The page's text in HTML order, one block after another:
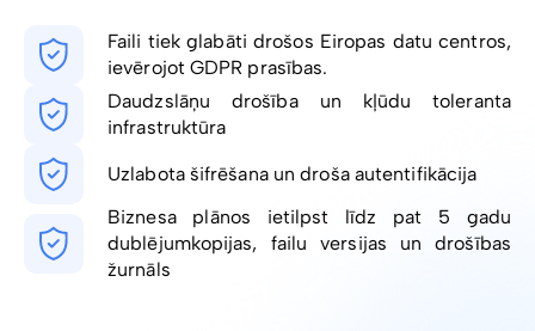
Faili tiek glabāti drošos Eiropas datu centros,
ievērojot GDPR prasības.
Daudzslāņu drošība un kļūdu toleranta
infrastruktūra
Uzlabota šifrēšana un droša autentifikācija
Biznesa plānos ietilpst līdz pat 5 gadu
dublējumkopijas, failu versijas un drošības
žurnāls